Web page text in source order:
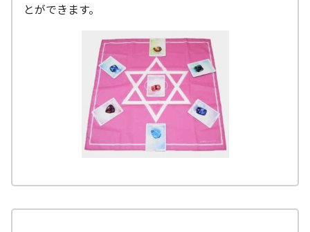
とができます。